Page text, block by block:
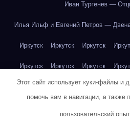
Иван Тургенев —
Илья Ильф и Евгений Петров —
Иркутск Иркутск Иркутск
Иркутск Иркутск Иркутск
Иркутск Иркутск Иркутск
Этот сайт использует куки-файлы и
помочь вам в навигации, а также
пользовательский опыт.